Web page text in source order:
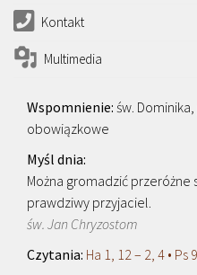
Kontakt
Multimedia
św.
obowiązkowe
Można gromadzić przeróżne
prawdziwy przyjaciel.
św. Jan Chryzostom
Ha 1, 12 – 2, 4 • Ps